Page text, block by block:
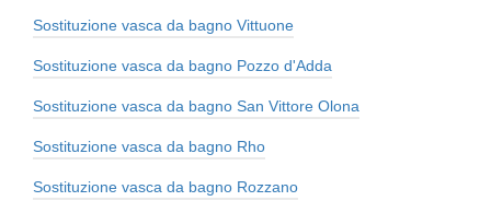
Sostituzione vasca da bagno Vittuone
Sostituzione vasca da bagno Pozzo d'Adda
Sostituzione vasca da bagno San Vittore Olona
Sostituzione vasca da bagno Rho
Sostituzione vasca da bagno Rozzano